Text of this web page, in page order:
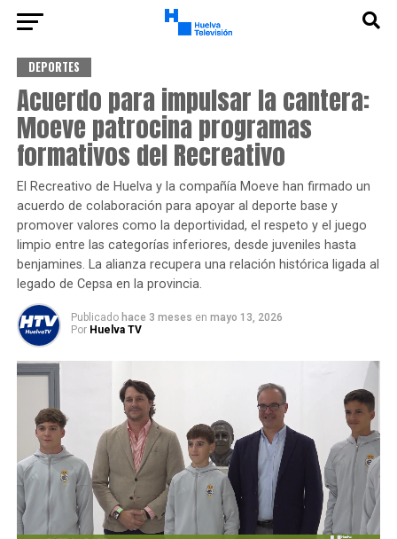
DEPORTES
Acuerdo para impulsar la cantera:
Moeve patrocina programas
formativos del Recreativo
El Recreativo de Huelva y la compañía Moeve han firmado un
acuerdo de colaboración para apoyar al deporte base y
promover valores como la deportividad, el respeto y el juego
limpio entre las categorías inferiores, desde juveniles hasta
benjamines. La alianza recupera una relación histórica ligada al
legado de Cepsa en la provincia.
Publicado hace 3 meses en mayo 13, 2026
Por Huelva TV